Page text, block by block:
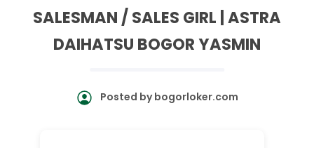
SALESMAN / SALES GIRL | ASTRA
DAIHATSU BOGOR YASMIN
Posted bybogorloker.com